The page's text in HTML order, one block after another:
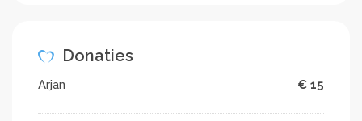
Donaties
Arjan € 15